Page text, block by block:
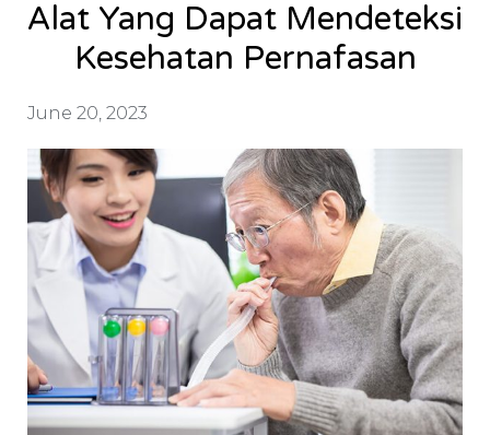
Alat Yang Dapat Mendeteksi
Kesehatan Pernafasan
June 20, 2023